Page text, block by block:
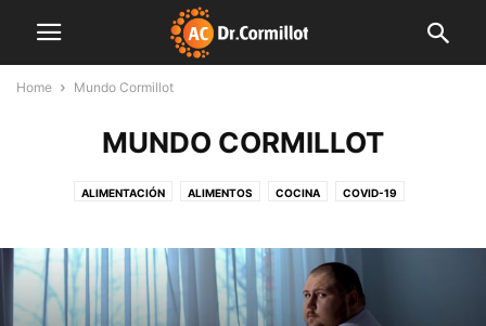
Home Mundo Cormillot
MUNDO CORMILLOT
ALIMENTACIÓN ALIMENTOS COCINA COVID-19
FARMACIA FINDE LIGHT FITNESS INDUSTRIA INNOVACIÓN
INSTITUCIONES LIBRO MENTE SANA MUNDO CORMILLOT
NOTAS DE INTERÉS NUTRICIÓN NUTROPEDIA PLAN SEMANAL